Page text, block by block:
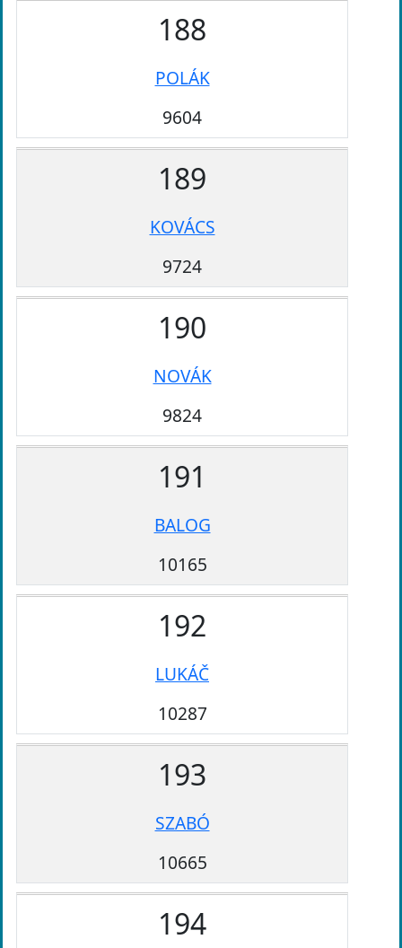
188
POLÁK
9604
189
KOVÁCS
9724
190
NOVÁK
9824
191
BALOG
10165
192
LUKÁČ
10287
193
SZABÓ
10665
194